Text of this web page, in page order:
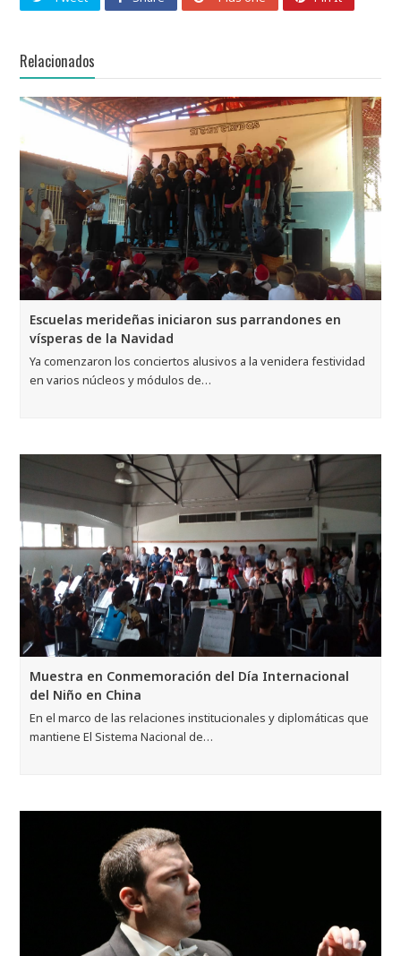
Relacionados
Escuelas merideñas iniciaron sus parrandones en
vísperas de la Navidad
Ya comenzaron los conciertos alusivos a la venidera festividad
en varios núcleos y módulos de…
Muestra en Conmemoración del Día Internacional
del Niño en China
En el marco de las relaciones institucionales y diplomáticas que
mantiene El Sistema Nacional de…